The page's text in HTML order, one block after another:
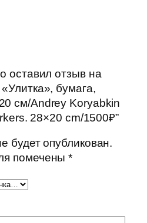
оставил отзыв на
бумага,
см/Andrey Koryabkin
28×20 cm/1500₽”
будет опубликован.
помечены*